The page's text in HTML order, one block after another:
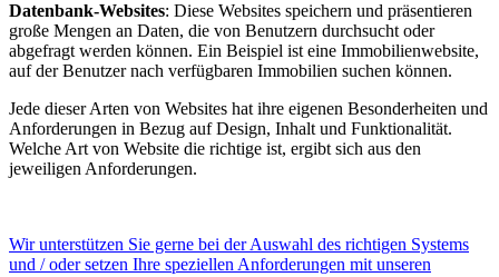
Datenbank-Websites: Diese Websites speichern und präsentieren
große Mengen an Daten, die von Benutzern durchsucht oder
abgefragt werden können. Ein Beispiel ist eine Immobilienwebsite,
auf der Benutzer nach verfügbaren Immobilien suchen können.
Jede dieser Arten von Websites hat ihre eigenen Besonderheiten und
Anforderungen in Bezug auf Design, Inhalt und Funktionalität.
Welche Art von Website die richtige ist, ergibt sich aus den
jeweiligen Anforderungen.
Wir unterstützen Sie gerne bei der Auswahl des richtigen Systems
und / oder setzen Ihre speziellen Anforderungen mit unseren